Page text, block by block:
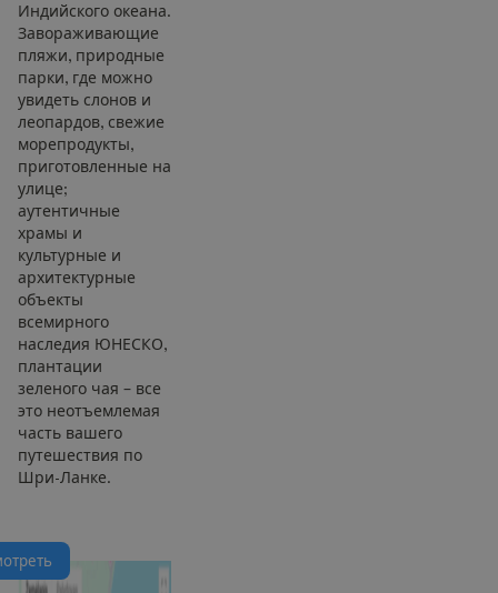
Индийского океана.
Завораживающие
пляжи, природные
парки, где можно
увидеть слонов и
леопардов, свежие
морепродукты,
приготовленные на
улице;
аутентичные
храмы и
культурные и
архитектурные
объекты
всемирного
наследия ЮНЕСКО,
плантации
зеленого чая – все
это неотъемлемая
часть вашего
путешествия по
Шри-Ланке.
отреть